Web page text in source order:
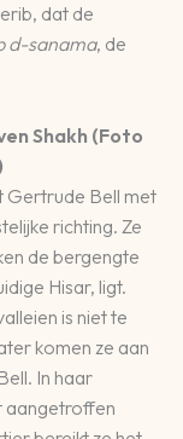
dat de
d-sanama, de
Shakh (Foto
Gertrude Bell met
richting. Ze
de bergengte
Hisar, ligt.
is niet te
komen ze aan
In haar
aangetroffen